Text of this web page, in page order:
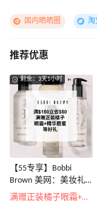
国内晒晒圈 淘
推荐优惠
剩余：3天1小时
【55专享】Bobbi
Brown 美网：美妆礼
遇！满$150立省$50
满赠正装橘子眼霜+精华唇蜜等好礼